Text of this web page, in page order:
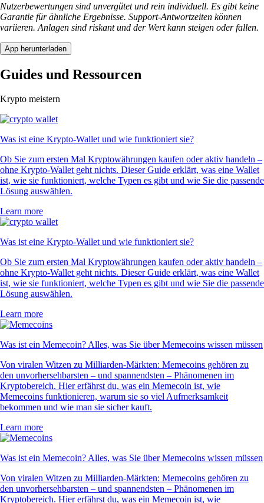
Nutzerbewertungen sind unvergütet und rein individuell. Es gibt keine
Garantie für ähnliche Ergebnisse. Support-Antwortzeiten können
variieren. Anlagen sind riskant und der Wert kann steigen oder fallen.
App herunterladen
Guides und Ressourcen
Krypto meistern
Was ist eine Krypto-Wallet und wie funktioniert sie?
Ob Sie zum ersten Mal Kryptowährungen kaufen oder aktiv handeln –
ohne Krypto-Wallet geht nichts. Dieser Guide erklärt, was eine Wallet
ist, wie sie funktioniert, welche Typen es gibt und wie Sie die passende
Lösung auswählen.
Learn more
Was ist eine Krypto-Wallet und wie funktioniert sie?
Ob Sie zum ersten Mal Kryptowährungen kaufen oder aktiv handeln –
ohne Krypto-Wallet geht nichts. Dieser Guide erklärt, was eine Wallet
ist, wie sie funktioniert, welche Typen es gibt und wie Sie die passende
Lösung auswählen.
Learn more
Was ist ein Memecoin? Alles, was Sie über Memecoins wissen müssen
Von viralen Witzen zu Milliarden-Märkten: Memecoins gehören zu
den unvorhersehbarsten – und spannendsten – Phänomenen im
Kryptobereich. Hier erfährst du, was ein Memecoin ist, wie
Memecoins funktionieren, warum sie so viel Aufmerksamkeit
bekommen und wie man sie sicher kauft.
Learn more
Was ist ein Memecoin? Alles, was Sie über Memecoins wissen müssen
Von viralen Witzen zu Milliarden-Märkten: Memecoins gehören zu
den unvorhersehbarsten – und spannendsten – Phänomenen im
Kryptobereich. Hier erfährst du, was ein Memecoin ist, wie